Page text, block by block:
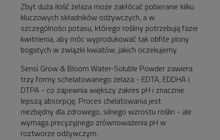
Zbyt duża ilość żelaza może zakłócać pobieranie kilku
kluczowych składników odżywczych, a w
szczególności potasu, którego rośliny potrzebują fazie
kwitnienia, aby móc wyprodukować tak obfite plony
bogatych w związki kwiatów, jakich oczekujemy.
Sensi Grow & Bloom Water-Soluble Powder zawiera
trzy formy schelatowanego żelaza - EDTA, EDDHA i
DTPA - co zapewnia większy zakres pH i znacznie
lepszą absorpcję. Proces chelatowania jest
niezbędny dla zdrowego, silnego wzrostu roślin - ale
wymaga precyzyjnego zrównoważenia pH w
roztworze odżywczym.